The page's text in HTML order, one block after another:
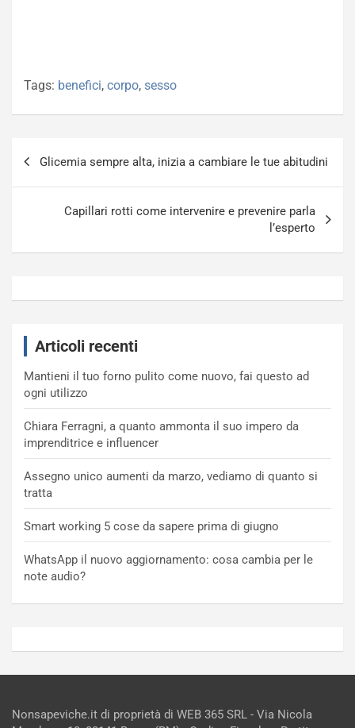
Tags: benefici, corpo, sesso
Glicemia sempre alta, inizia a cambiare le tue abitudini
Capillari rotti come intervenire e prevenire parla
l’esperto
Articoli recenti
Mantieni il tuo forno pulito come nuovo, fai questo ad
ogni utilizzo
Chiara Ferragni, a quanto ammonta il suo impero da
imprenditrice e influencer
Assegno unico aumenti da marzo, vediamo di quanto si
tratta
Smart working 5 cose da sapere prima di giugno
WhatsApp il nuovo aggiornamento: cosa cambia per le
note audio?
Nonsapeviche.it di proprietà di WEB 365 SRL - Via Nicola